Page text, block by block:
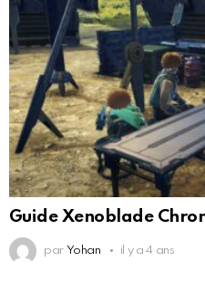
Guide Xenoblade
par Yohan il y a 4 ans